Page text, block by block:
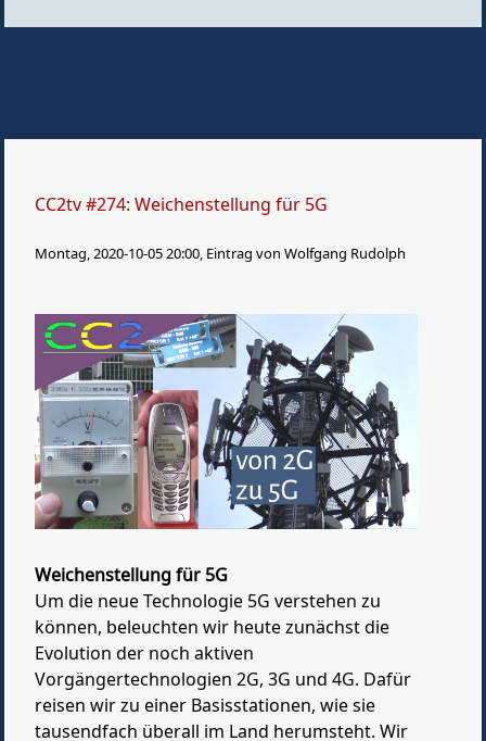
CC2tv #274: Weichenstellung für 5G
Montag, 2020-10-05 20:00, Eintrag von Wolfgang Rudolph
Weichenstellung für 5G
Um die neue Technologie 5G verstehen zu
können, beleuchten wir heute zunächst die
Evolution der noch aktiven
Vorgängertechnologien 2G, 3G und 4G. Dafür
reisen wir zu einer Basisstationen, wie sie
tausendfach überall im Land herumsteht. Wir